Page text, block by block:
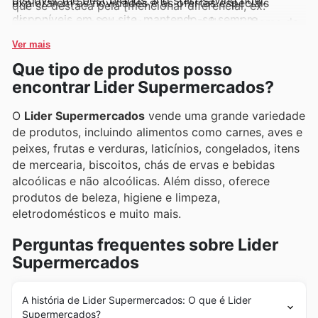
que se destaca pela [mencionar diferencial, ex:
eficácia em produtos de limpeza], e [Inserir Nome da
Marca 4 de Bebidas], adorada por [mencionar motivo,
compõem o portfólio. Essas marcas são facilmente
descobertas em seus encartes semanais, folhetos e
ofertas imperdíveis são frequentemente
apresentadas.
disponíveis em seu site, mantendo-se sempre
oportunidades de economia.
Ver mais
Que tipo de produtos posso
encontrar Lider Supermercados?
O Lider Supermercados vende uma grande variedade
de produtos, incluindo alimentos como carnes, aves e
peixes, frutas e verduras, laticínios, congelados, itens
de mercearia, biscoitos, chás de ervas e bebidas
alcoólicas e não alcoólicas. Além disso, oferece
produtos de beleza, higiene e limpeza,
eletrodomésticos e muito mais.
Perguntas frequentes sobre Lider
Supermercados
A história de Lider Supermercados: O que é Lider
Supermercados?